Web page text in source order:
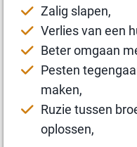
Zalig slapen,
Verlies van een
Beter omgaan
Pesten
maken,
Ruzie tussen
oplossen,